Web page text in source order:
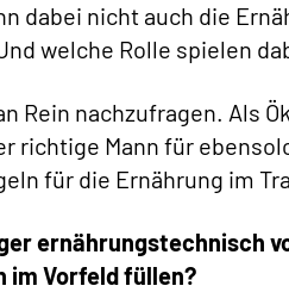
dabei nicht auch die
welche Rolle spielen
Rein nachzufragen. Als
richtige Mann für
für die Ernährung im
ernährungstechnisch
im Vorfeld füllen?